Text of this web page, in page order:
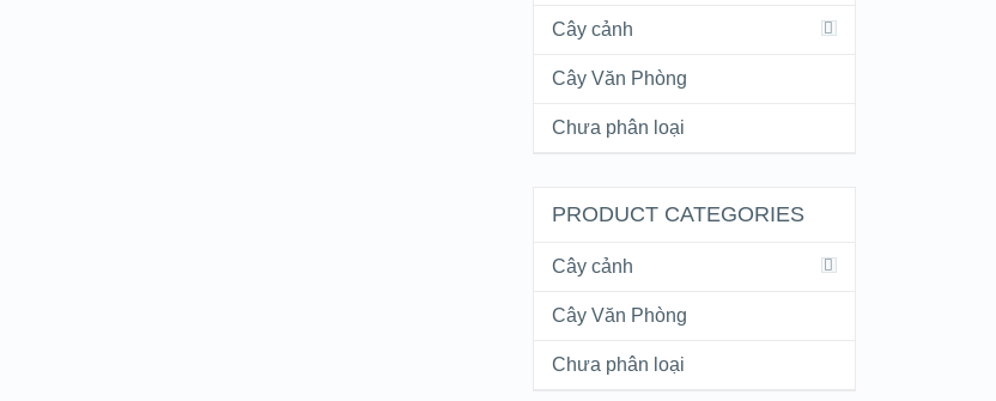
Cây cảnh
Cây Văn Phòng
Chưa phân loại
PRODUCT CATEGORIES
Cây cảnh
Cây Văn Phòng
Chưa phân loại